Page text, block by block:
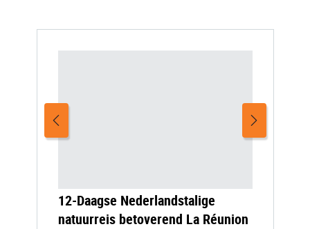
12-Daagse Nederlandstalige
natuurreis betoverend La Réunion